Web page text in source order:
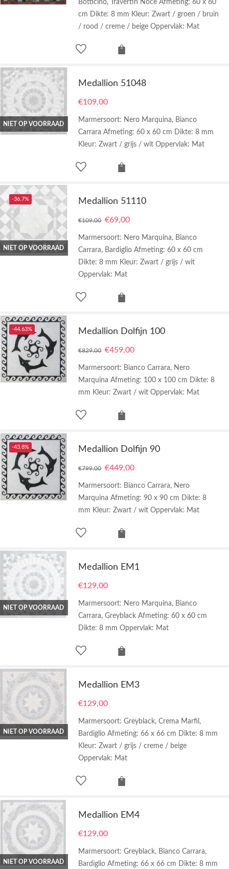
Botticino, Travertin Noce Afmeting: 60 x 60
cm Dikte: 8 mm Kleur: Zwart / groen / bruin
/ rood / creme / beige Oppervlak: Mat
NIET OP VOORRAAD
Medallion 51048
€109,00
Marmersoort: Nero Marquina, Bianco
Carrara Afmeting: 60 x 60 cm Dikte: 8 mm
Kleur: Zwart / grijs / wit Oppervlak: Mat
-36.7%
NIET OP VOORRAAD
Medallion 51110
€109,00 €69,00
Marmersoort: Nero Marquina, Bianco
Carrara, Bardiglio Afmeting: 60 x 60 cm
Dikte: 8 mm Kleur: Zwart / grijs / wit
Oppervlak: Mat
-44.63% Medallion Dolfijn 100
€829,00 €459,00
Marmersoort: Bianco Carrara, Nero
Marquina Afmeting: 100 x 100 cm Dikte: 8
mm Kleur: Zwart / wit Oppervlak: Mat
-43.8% Medallion Dolfijn 90
€799,00 €449,00
Marmersoort: Bianco Carrara, Nero
Marquina Afmeting: 90 x 90 cm Dikte: 8
mm Kleur: Zwart / wit Oppervlak: Mat
NIET OP VOORRAAD
Medallion EM1
€129,00
Marmersoort: Nero Marquina, Bianco
Carrara, Greyblack Afmeting: 60 x 60 cm
Dikte: 8 mm Oppervlak: Mat
NIET OP VOORRAAD
Medallion EM3
€129,00
Marmersoort: Greyblack, Crema Marfil,
Bardiglio Afmeting: 66 x 66 cm Dikte: 8 mm
Kleur: Zwart / grijs / creme / beige
Oppervlak: Mat
NIET OP VOORRAAD
Medallion EM4
€129,00
Marmersoort: Greyblack, Bianco Carrara,
Bardiglio Afmeting: 66 x 66 cm Dikte: 8 mm